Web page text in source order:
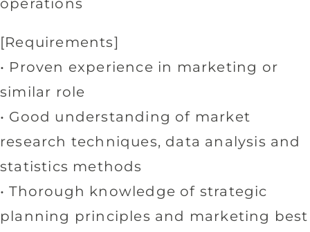
operations
[Requirements]
• Proven experience in marketing or
similar role
• Good understanding of market
research techniques, data analysis and
statistics methods
• Thorough knowledge of strategic
planning principles and marketing best